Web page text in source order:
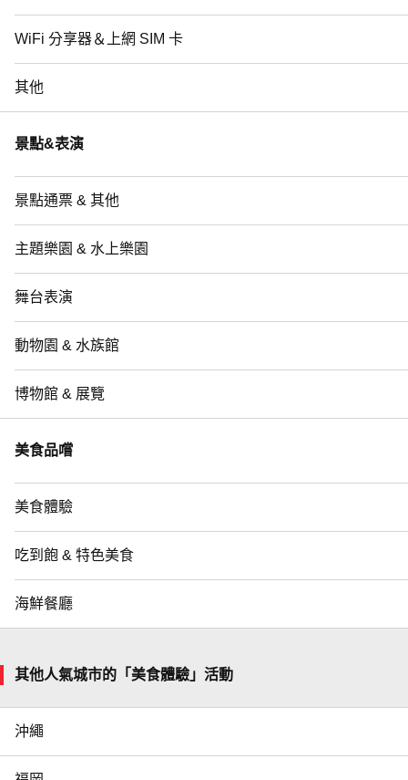
WiFi 分享器＆上網 SIM 卡
其他
景點&表演
景點通票 & 其他
主題樂園 & 水上樂園
舞台表演
動物園 & 水族館
博物館 & 展覽
美食品嚐
美食體驗
吃到飽 & 特色美食
海鮮餐廳
其他人氣城市的「美食體驗」活動
沖繩